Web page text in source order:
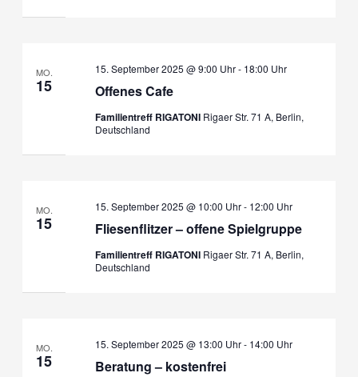
MO.
15 Offenes Cafe
15. September 2025 @ 9:00 Uhr- 18:00 Uhr
Familientreff RIGATONI Rigaer Str. 71 A, Berlin,
Deutschland
MO.
15 Fliesenflitzer – offene Spielgruppe
15. September 2025 @ 10:00 Uhr- 12:00 Uhr
Familientreff RIGATONI Rigaer Str. 71 A, Berlin,
Deutschland
MO.
15 Beratung – kostenfrei
15. September 2025 @ 13:00 Uhr- 14:00 Uhr